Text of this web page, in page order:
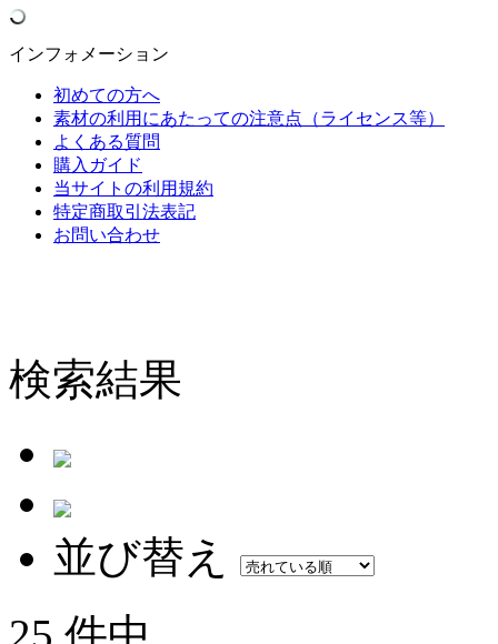
インフォメーション
初めての方へ
素材の利用にあたっての注意点（ライセンス等）
よくある質問
購入ガイド
当サイトの利用規約
特定商取引法表記
お問い合わせ
検索結果
並び替え
25 件中